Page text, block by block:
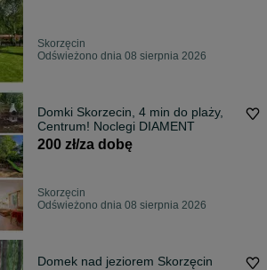
Skorzęcin
Odświeżono dnia 08 sierpnia 2026
Domki Skorzecin, 4 min do plaży,
Centrum! Noclegi DIAMENT
200 zł/za dobę
Skorzęcin
Odświeżono dnia 08 sierpnia 2026
Domek nad jeziorem Skorzęcin